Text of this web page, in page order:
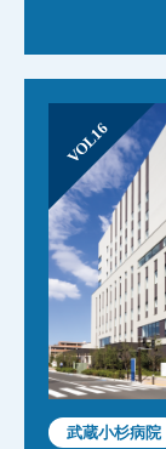
VOL16
武蔵小杉病院